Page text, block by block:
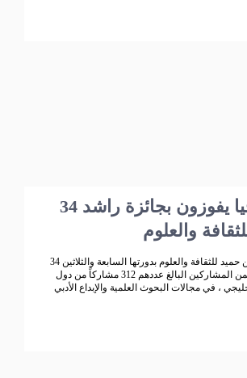
34 باحثا خليجيا يفوزون بجائزة راشد
والعلوم
فاز بجائزة راشد بن حميد للثقافة والعلوم بدورتها السابعة والثلاثين 34
باحثا وباحثة من ضمن المشاركين البالغ عددهم 312 مشاركاً من دول
، في مجالات البحوث العلمية والإبداع الأدبي